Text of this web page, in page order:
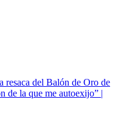
resaca del Balón de Oro de
de la que me autoexijo” |